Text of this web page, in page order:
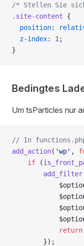
/* Stellen Sie
.site-content {
  position
:
  z-index
: 1 ;
}
Bedingtes
Um tsParticles nur
// In
add_action( 'wp' ,
    if
(
        add_filter
            return
        });